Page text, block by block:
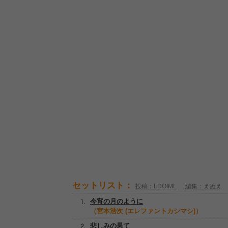
セットリスト： 投稿：FDOfML 編集：えぬえ
今宵の月のように
（宮本浩次 (エレファントカシマシ)）
悲しみの果て